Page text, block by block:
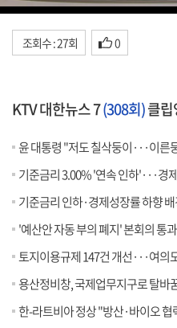
조회수 : 27회 0
KTV 대한뉴스 7(308회)클
윤 대통령 "저도 칠삭둥이···이른
기준금리 3.00% '연속 인하'···경
기준금리 인하·경제성장률 하향
'예산안 자동 부의 폐지' 본회의 통과···
토지이용규제 147건 개선···여의
용산정비창, 국제업무지구로 탈바
한-라트비아 정상 "방산·바이오